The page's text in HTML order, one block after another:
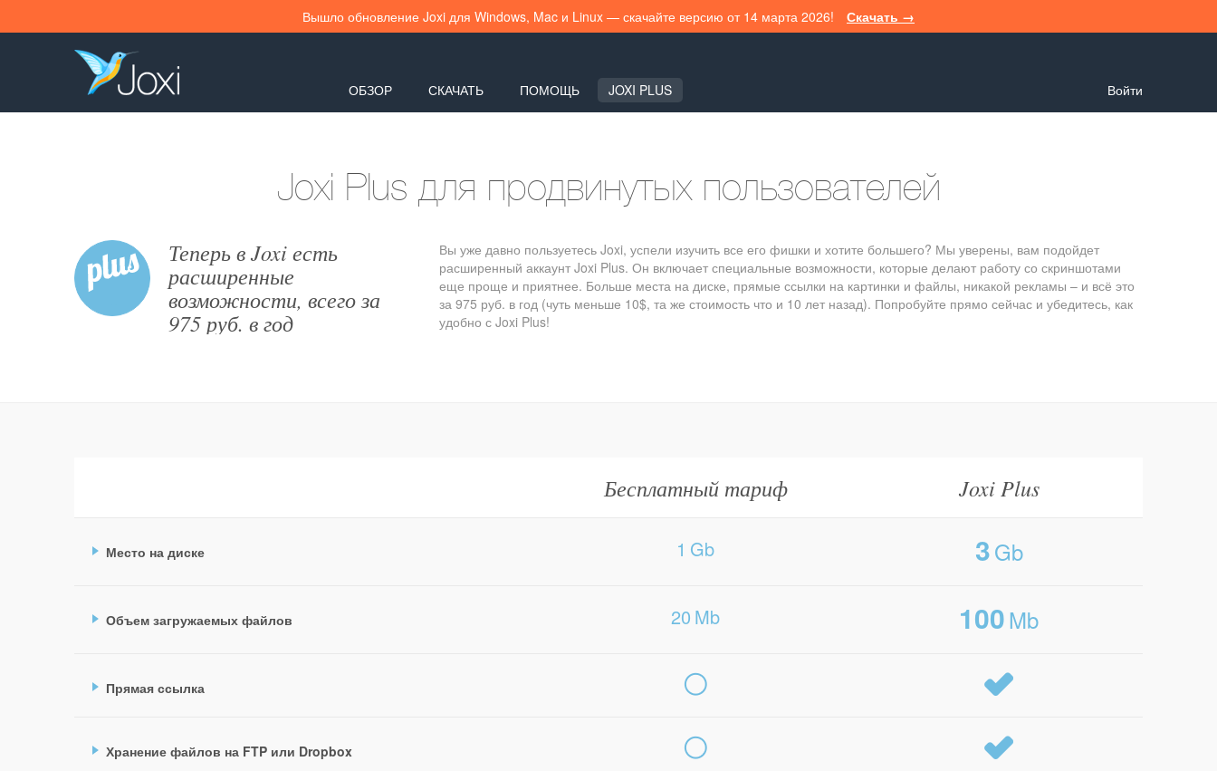
Вышло обновление Joxi для Windows, Mac и Linux — скачайте версию от 14 марта 2026! Скачать →
ОБЗОР СКАЧАТЬ ПОМОЩЬ JOXI PLUS Войти
Joxi Plus для продвинутых пользователей
Теперь в Joxi есть
расширенные
возможности, всего за
975 руб. в год
Вы уже давно пользуетесь Joxi, успели изучить все его фишки и хотите большего? Мы уверены, вам подойдет
расширенный аккаунт Joxi Plus. Он включает специальные возможности, которые делают работу со скриншотами
еще проще и приятнее. Больше места на диске, прямые ссылки на картинки и файлы, никакой рекламы – и всё это
за 975 руб. в год (чуть меньше 10$, та же стоимость что и 10 лет назад). Попробуйте прямо сейчас и убедитесь, как
удобно с Joxi Plus!
Бесплатный тариф Joxi Plus
Место на диске 1 Gb 3Gb
Объем загружаемых файлов 20 Mb 100Mb
Прямая ссылка
Хранение файлов на FTP или Dropbox